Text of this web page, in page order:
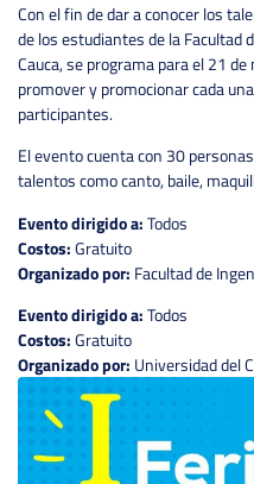
Con el fin de dar a conocer los
de los estudiantes de la Facultad
Cauca, se programa para el 21
promover y promocionar cada
participantes.
El evento cuenta con 30
talentos como canto, baile,
Evento dirigido a:Todos
Costos:Gratuito
Organizado por: Facultad de
Evento dirigido a:Todos
Costos:Gratuito
Organizado por: Universidad del